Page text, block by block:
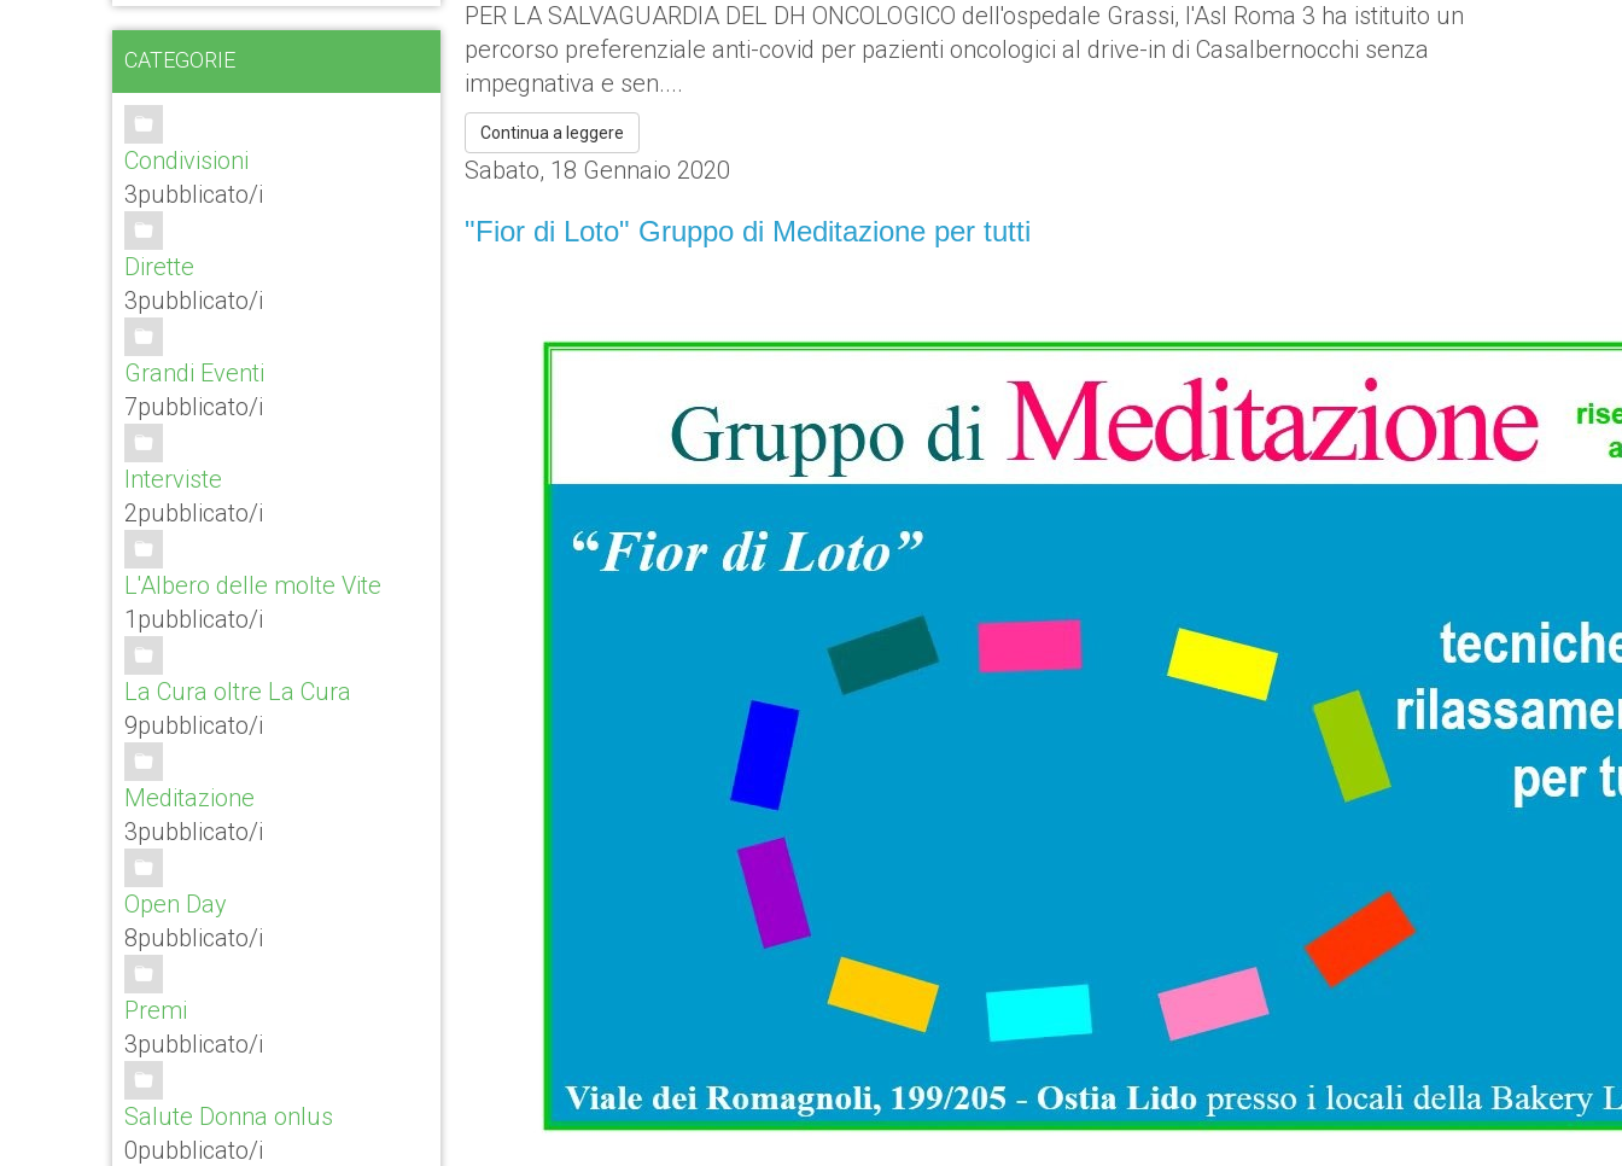
CATEGORIE
Condivisioni
3pubblicato/i
Dirette
3pubblicato/i
Grandi Eventi
7pubblicato/i
Interviste
2pubblicato/i
L'Albero delle molte Vite
1pubblicato/i
La Cura oltre La Cura
9pubblicato/i
Meditazione
3pubblicato/i
Open Day
8pubblicato/i
Premi
3pubblicato/i
Salute Donna onlus
0pubblicato/i
PER LA SALVAGUARDIA DEL DH ONCOLOGICO dell'ospedale Grassi, l'Asl Roma 3 ha istituito un
percorso preferenziale anti-covid per pazienti oncologici al drive-in di Casalbernocchi senza
impegnativa e sen....
Continua a leggere
Sabato, 18 Gennaio 2020
"Fior di Loto" Gruppo di Meditazione per tutti